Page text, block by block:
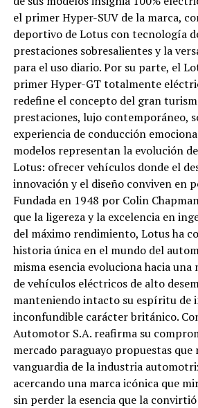
el primer Hyper-SUV de la marca,
deportivo de Lotus con tecnología
prestaciones sobresalientes y la
para el uso diario. Por su parte, el
primer Hyper-GT totalmente
redefine el concepto del gran
prestaciones, lujo contemporáneo,
experiencia de conducción
modelos representan la evolución
Lotus: ofrecer vehículos donde el
innovación y el diseño conviven en
Fundada en 1948 por Colin
que la ligereza y la excelencia en
del máximo rendimiento, Lotus ha
historia única en el mundo del
misma esencia evoluciona hacia una
de vehículos eléctricos de alto
manteniendo intacto su espíritu de
inconfundible carácter británico.
Automotor S.A. reafirma su
mercado paraguayo propuestas
vanguardia de la industria
acercando una marca icónica que
sin perder la esencia que la